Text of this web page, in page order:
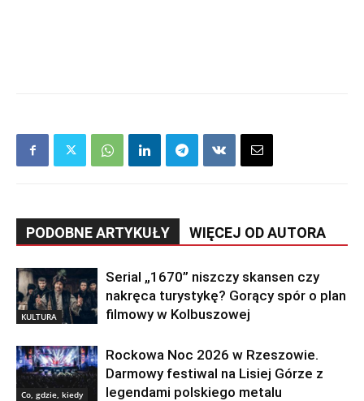
PODOBNE ARTYKUŁY WIĘCEJ OD AUTORA
KULTURA
Serial „1670” niszczy skansen czy
nakręca turystykę? Gorący spór o plan
filmowy w Kolbuszowej
Co, gdzie, kiedy
Rockowa Noc 2026 w Rzeszowie.
Darmowy festiwal na Lisiej Górze z
legendami polskiego metalu